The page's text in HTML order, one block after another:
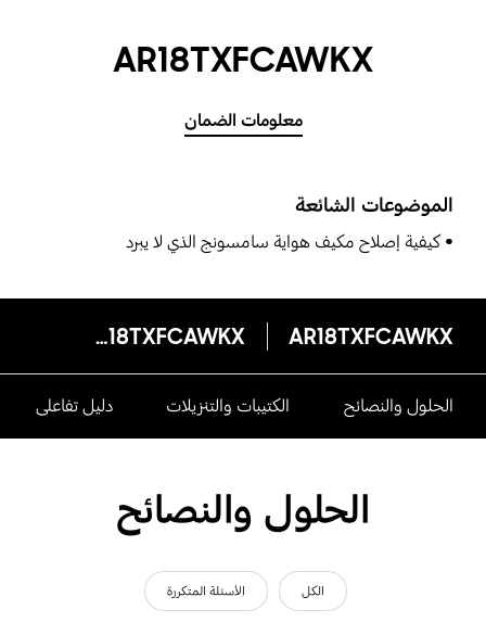
AR18TXFCAWKX
معلومات الضمان
الموضوعات الشائعة
كيفية إصلاح مكيف هواية سامسونج الذي لا يبرد
AR18TXFCAWKX
AR18TXFCAWKX
الحلول والنصائح الكتيبات والتنزيلات دليل تفاعلى
الحلول والنصائح
الكل الأسئلة المتكررة